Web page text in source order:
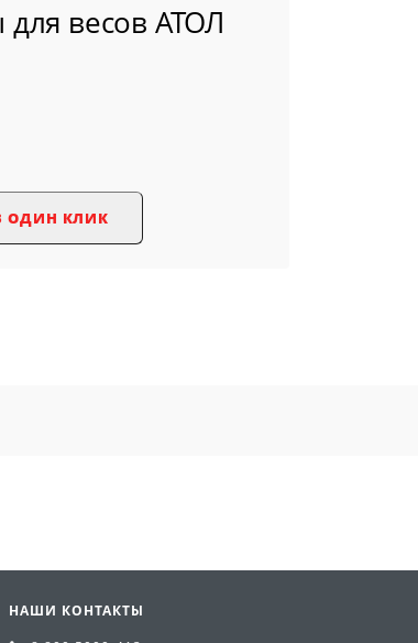
для весов АТОЛ
ОДИН КЛИК
НАШИ КОНТАКТЫ